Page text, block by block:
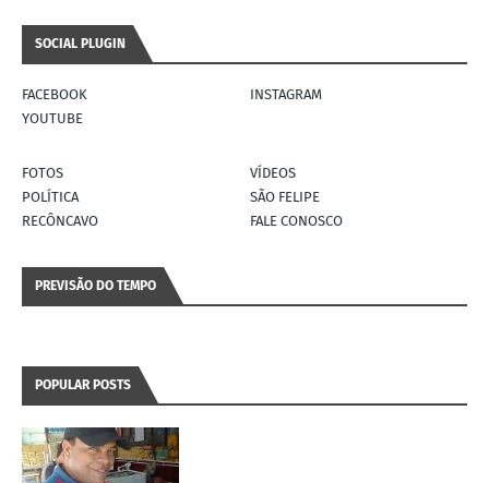
SOCIAL PLUGIN
FACEBOOK
INSTAGRAM
YOUTUBE
FOTOS
VÍDEOS
POLÍTICA
SÃO FELIPE
RECÔNCAVO
FALE CONOSCO
PREVISÃO DO TEMPO
POPULAR POSTS